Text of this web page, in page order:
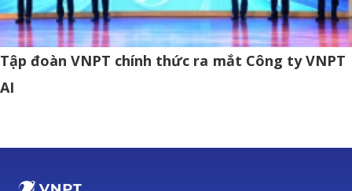
Tập đoàn VNPT chính thức ra mắt Công ty VNPT
AI